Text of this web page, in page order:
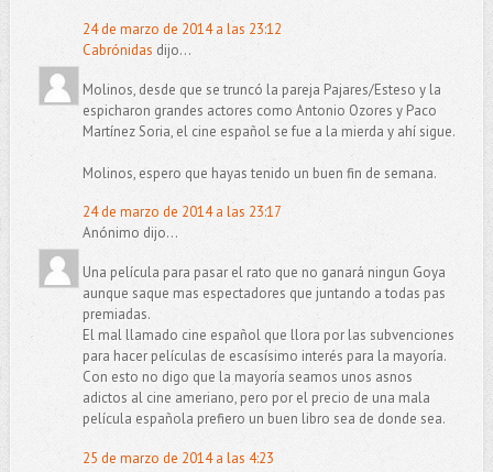
24 de marzo de 2014 a las 23:12
Cabrónidas dijo...
Molinos, desde que se truncó la pareja Pajares/Esteso y la
espicharon grandes actores como Antonio Ozores y Paco
Martínez Soria, el cine español se fue a la mierda y ahí sigue.
Molinos, espero que hayas tenido un buen fin de semana.
24 de marzo de 2014 a las 23:17
Anónimo dijo...
Una película para pasar el rato que no ganará ningun Goya
aunque saque mas espectadores que juntando a todas pas
premiadas.
El mal llamado cine español que llora por las subvenciones
para hacer películas de escasísimo interés para la mayoría.
Con esto no digo que la mayoría seamos unos asnos
adictos al cine ameriano, pero por el precio de una mala
película española prefiero un buen libro sea de donde sea.
25 de marzo de 2014 a las 4:23